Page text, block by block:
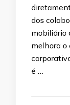
dos
mobiliário
melhora
é …